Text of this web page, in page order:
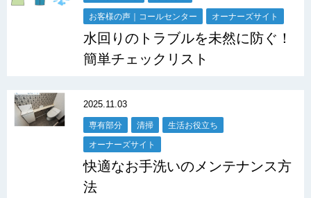
お客様の声｜コールセンター オーナーズサイト
水回りのトラブルを未然に防ぐ！
簡単チェックリスト
2025.11.03
専有部分 清掃 生活お役立ち
オーナーズサイト
快適なお手洗いのメンテナンス方
法